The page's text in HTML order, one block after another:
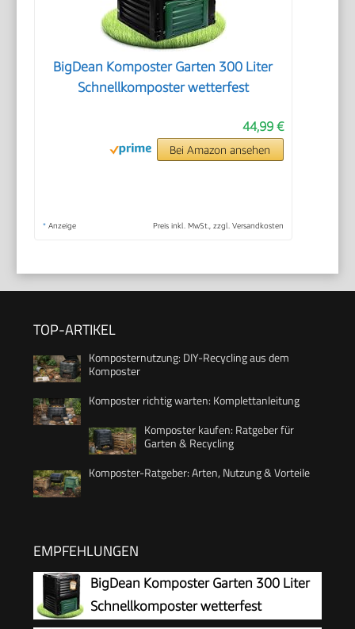
BigDean Komposter Garten 300 Liter
Schnellkomposter wetterfest
44,99 €
Bei Amazon ansehen
* Anzeige Preis inkl. MwSt., zzgl. Versandkosten
TOP-ARTIKEL
Komposternutzung: DIY-Recycling aus dem
Komposter
Komposter richtig warten: Komplettanleitung
Komposter kaufen: Ratgeber für
Garten & Recycling
Komposter-Ratgeber: Arten, Nutzung & Vorteile
EMPFEHLUNGEN
BigDean Komposter Garten 300 Liter
Schnellkomposter wetterfest